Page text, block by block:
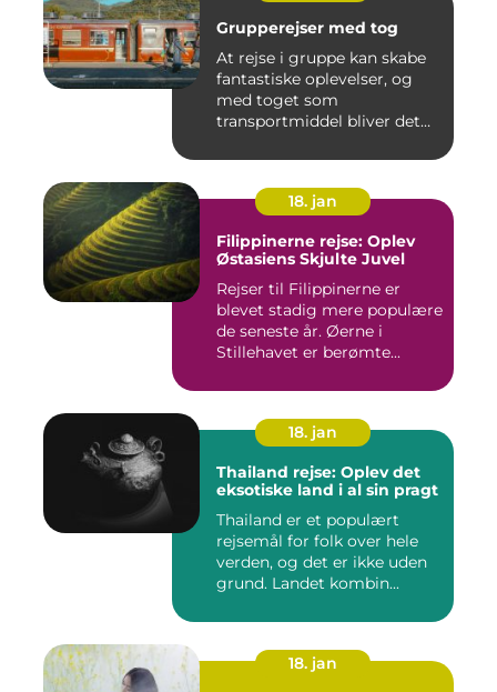
Grupperejser med tog
At rejse i gruppe kan skabe
fantastiske oplevelser, og
med toget som
transportmiddel bliver det
18. jan
Filippinerne rejse: Oplev
Østasiens Skjulte Juvel
Rejser til Filippinerne er
blevet stadig mere populære
de seneste år. Øerne i
Stillehavet er berømte...
18. jan
Thailand rejse: Oplev det
eksotiske land i al sin pragt
Thailand er et populært
rejsemål for folk over hele
verden, og det er ikke uden
grund. Landet kombin...
18. jan